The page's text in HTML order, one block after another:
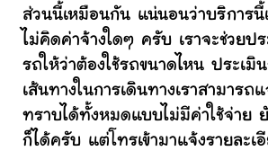
ส่วนนี้เหมือนกัน แน่นอนว่าบริการนี้
ไม่คิดค่าจ้างใดๆ ครับ เราจะช่วยป
รถให้ว่าต้องใช้รถขนาดไหน ประเมิ
เส้นทางในการเดินทางเราสามารถ
ทราบได้ทั้งหมดแบบไม่มีค่าใช้จ่าย
ก็ได้ครับ แต่โทรเข้ามาแจ้งรายละเ